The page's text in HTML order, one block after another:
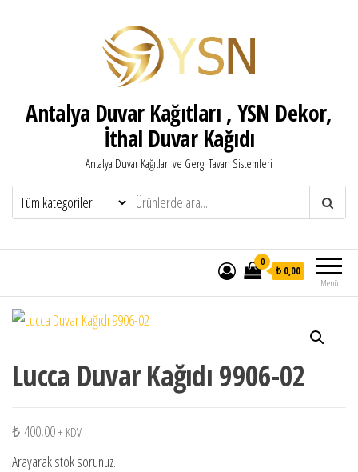
Antalya Duvar Kağıtları , YSN Dekor,
İthal Duvar Kağıdı
Antalya Duvar Kağıtları ve Gergi Tavan Sistemleri
Menü
0
₺ 0,00
Lucca Duvar Kağıdı 9906-02
₺ 400,00 + KDV
Arayarak stok sorunuz.